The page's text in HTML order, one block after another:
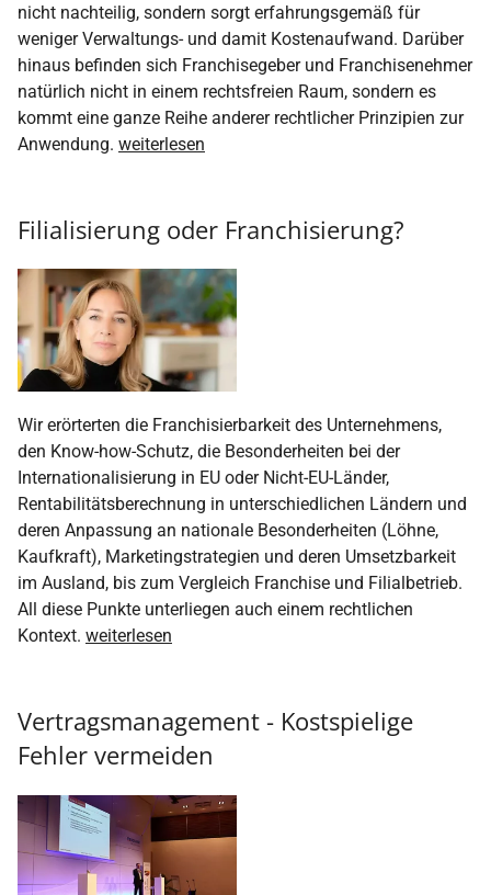
nicht nachteilig, sondern sorgt erfahrungsgemäß für
weniger Verwaltungs- und damit Kostenaufwand. Darüber
hinaus befinden sich Franchisegeber und Franchisenehmer
natürlich nicht in einem rechtsfreien Raum, sondern es
kommt eine ganze Reihe anderer rechtlicher Prinzipien zur
Anwendung. weiterlesen
Filialisierung oder Franchisierung?
Wir erörterten die Franchisierbarkeit des Unternehmens,
den Know-how-Schutz, die Besonderheiten bei der
Internationalisierung in EU oder Nicht-EU-Länder,
Rentabilitätsberechnung in unterschiedlichen Ländern und
deren Anpassung an nationale Besonderheiten (Löhne,
Kaufkraft), Marketingstrategien und deren Umsetzbarkeit
im Ausland, bis zum Vergleich Franchise und Filialbetrieb.
All diese Punkte unterliegen auch einem rechtlichen
Kontext. weiterlesen
Vertragsmanagement - Kostspielige
Fehler vermeiden